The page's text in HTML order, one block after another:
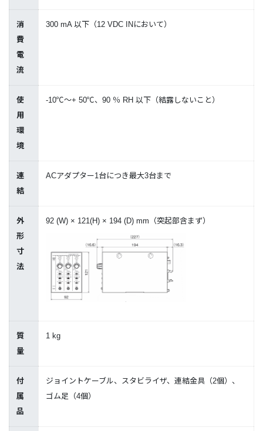
消
費
電
流
300 mA 以下（12 VDC INにおいて）
使
用
環
境
-10℃～+ 50℃、90 ％ RH 以下（結露しないこと）
連
結
ACアダプター1台につき最大3台まで
外
形
寸
法
92 (W) × 121(H) × 194 (D) mm（突起部含まず）
質
量
1 kg
付
属
品
ジョイントケーブル、スタビライザ、連結金具（2個）、
ゴム足（4個）